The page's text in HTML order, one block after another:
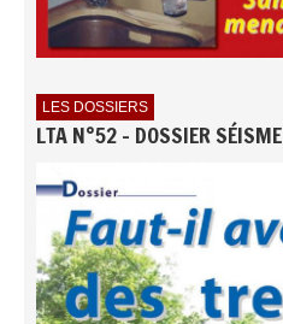
LES DOSSIERS
LTA N°52 - DOSSIER SÉISME